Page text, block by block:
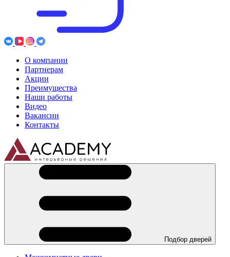
О компании
Партнерам
Акции
Преимущества
Наши работы
Видео
Вакансии
Контакты
Подбор дверей